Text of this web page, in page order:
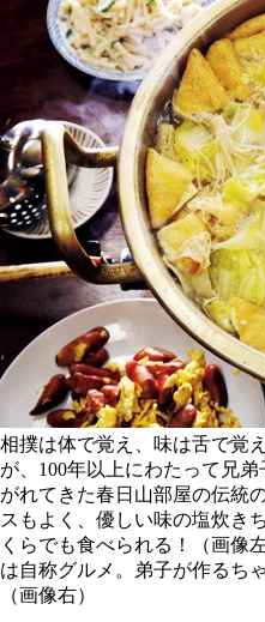
相撲は体で覚え、味は舌で覚
が、100年以上にわたって兄
がれてきた春日山部屋の伝統
スもよく、優しい味の塩炊き
くらでも食べられる！（画像
は自称グルメ。弟子が作る
（画像右）